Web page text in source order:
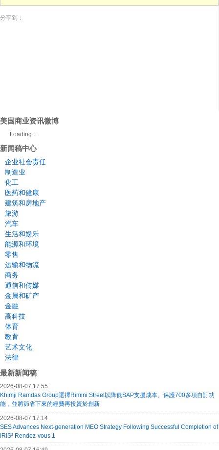
分享到：
美国商业资讯微博
Loading...
新闻稿中心
企业社会责任
制造业
化工
医药和健康
建筑和房地产
旅游
汽车
生活和娱乐
能源和环境
零售
运输和物流
商务
通信和传媒
金属和矿产
金融
高科技
体育
教育
艺术文化
法律
最新新闻稿
2026-08-07 17:55
Khimji Ramdas Group選擇Rimini Street以降低SAP支援成本、保護700多項自訂功
能，並將節省下來的經費再投資於創新
2026-08-07 17:14
SES Advances Next-generation MEO Strategy Following Successful Completion of
IRIS² Rendez-vous 1